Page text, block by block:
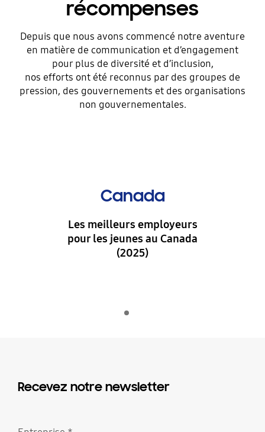
récompenses
Depuis que nous avons commencé notre aventure
en matière de communication et d’engagement
pour plus de diversité et d’inclusion,
nos efforts ont été reconnus par des groupes de
pression, des gouvernements et des organisations
non gouvernementales.
Canada
Les meilleurs employeurs
pour les jeunes au Canada
(2025)
Recevez notre newsletter